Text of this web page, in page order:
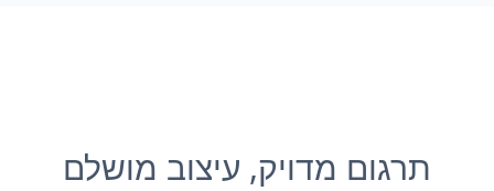
תרגום מדויק, עיצוב מושלם